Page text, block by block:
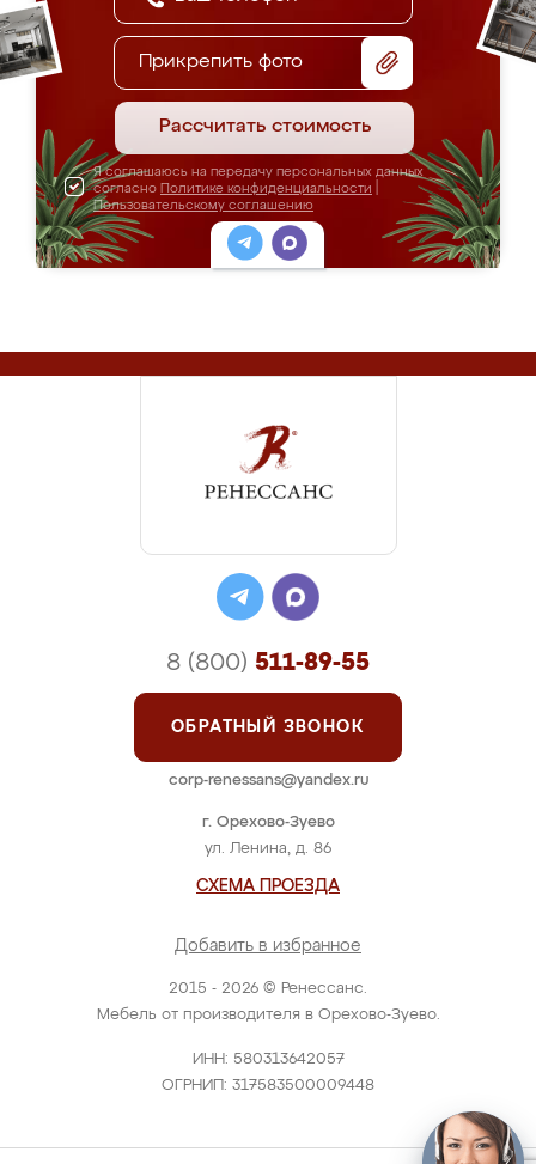
Прикрепить фото
Рассчитать стоимость
Я соглашаюсь на передачу персональных данных
согласно Политике конфиденциальности
Пользовательскому соглашению
2015 - 2026 © Ренессанс.
Мебель от производителя в Орехово-Зуево.
ИНН: 580313642057
ОГРНИП: 317583500009448
г. Орехово-Зуево
ул. Ленина, д. 86
СХЕМА ПРОЕЗДА
Добавить в избранное
8 (800) 511-89-55
ОБРАТНЫЙ ЗВОНОК
corp-renessans@yandex.ru